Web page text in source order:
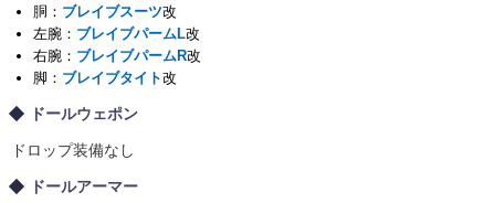
胴： ブレイブスーツ改
左腕： ブレイブパームL改
右腕： ブレイブパームR改
脚： ブレイブタイト改
ドールウェポン
ドロップ装備なし
ドールアーマー